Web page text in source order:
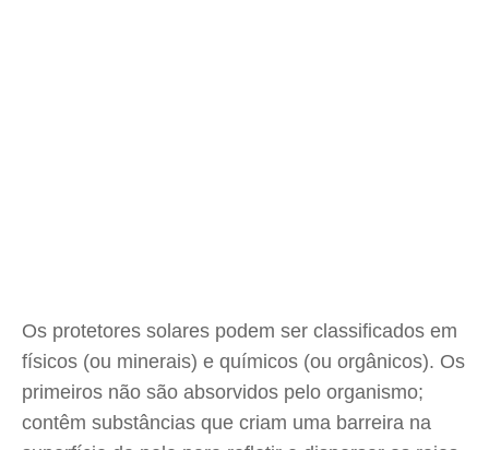
Os protetores solares podem ser classificados em
físicos (ou minerais) e químicos (ou orgânicos). Os
primeiros não são absorvidos pelo organismo;
contêm substâncias que criam uma barreira na